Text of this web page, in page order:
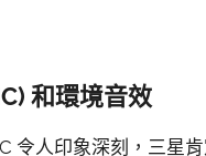
和環境音效
令人印象深刻，三星